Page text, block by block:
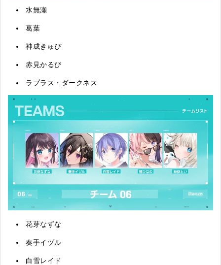
水無瀬
葛葉
神成きゅぴ
赤見かるび
ラプラス・ダークネス
花芽なずな
奏手イヅル
白雪レイド